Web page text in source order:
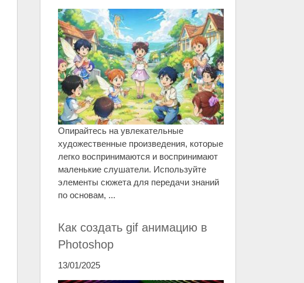
Опирайтесь на увлекательные
художественные произведения, которые
легко воспринимаются и воспринимают
маленькие слушатели. Используйте
элементы сюжета для передачи знаний
по основам, ...
Как создать gif анимацию в
Photoshop
13/01/2025